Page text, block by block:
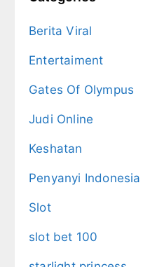
Berita Viral
Entertaiment
Gates Of Olympus
Judi Online
Keshatan
Penyanyi Indonesia
Slot
slot bet 100